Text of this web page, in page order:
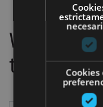
We have
to do
Cookies